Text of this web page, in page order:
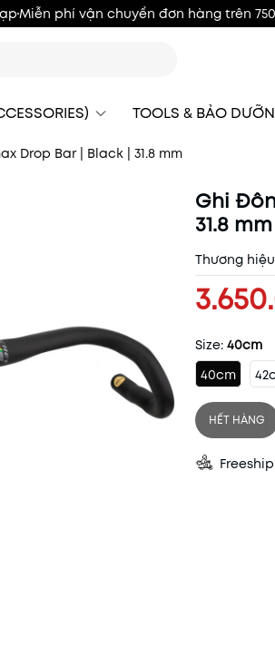
Miễn phí vận chuyển đơn hàng trên
TOOLS & BẢO
Drop Bar | Black | 31.8 mm
Ghi
31.8 mm
Thương
Size: 40cm
40cm
HẾT HÀNG